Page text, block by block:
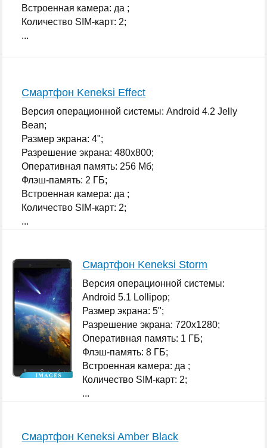
Встроенная камера: да ;
Количество SIM-карт: 2;
...
Смартфон Keneksi Effect
Версия операционной системы: Android 4.2 Jelly
Bean;
Размер экрана: 4";
Разрешение экрана: 480x800;
Оперативная память: 256 Мб;
Флэш-память: 2 ГБ;
Встроенная камера: да ;
Количество SIM-карт: 2;
...
Смартфон Keneksi Storm
Версия операционной системы:
Android 5.1 Lollipop;
Размер экрана: 5";
Разрешение экрана: 720x1280;
Оперативная память: 1 ГБ;
Флэш-память: 8 ГБ;
Встроенная камера: да ;
Количество SIM-карт: 2;
...
Смартфон Keneksi Amber Black